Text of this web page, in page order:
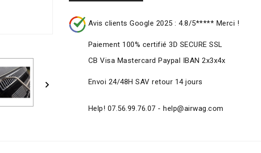

Avis clients Google 2025 : 4.8/5***** Merci !
Paiement 100% certifié 3D SECURE SSL
CB Visa Mastercard Paypal IBAN 2x3x4x
Envoi 24/48H SAV retour 14 jours
Help! 07.56.99.76.07 - help@airwag.com